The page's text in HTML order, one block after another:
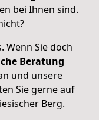
bei Ihnen sind.
Wenn Sie doch
Beratung
und unsere
Sie gerne auf
Berg.